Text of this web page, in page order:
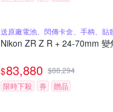
送原廠電池、閃傳卡盒、手柄、貼
Nikon ZR Z R + 24-70mm 變
$83,880 $88,294
限時下殺
券 贈品